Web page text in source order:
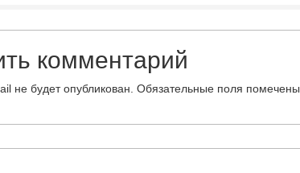
комментарий
не будет опубликован. Обязательные поля помечены